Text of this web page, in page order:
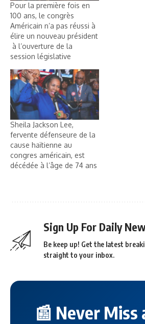
Pour la première fois en
100 ans, le congrès
Américain n’a pas réussi à
élire un nouveau président
à l’ouverture de la
session législative
Sheila Jackson Lee,
fervente défenseure de la
cause haïtienne au
congres américain, est
décédée à l’âge de 74 ans
Sign Up For Daily
Be keep up! Get the latest
straight to your inbox.
📰 Never Miss